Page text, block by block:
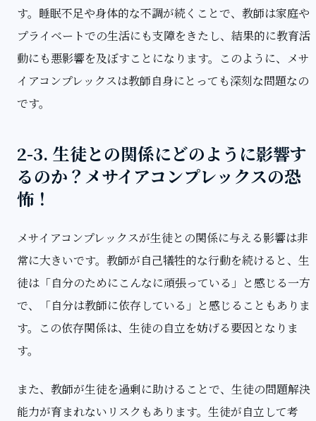
す。睡眠不足や身体的な不調が続くことで、教師は家庭や
プライベートでの生活にも支障をきたし、結果的に教育活
動にも悪影響を及ぼすことになります。このように、メサ
イアコンプレックスは教師自身にとっても深刻な問題なの
です。
2-3. 生徒との関係にどのように影響す
るのか？メサイアコンプレックスの恐
怖！
メサイアコンプレックスが生徒との関係に与える影響は非
常に大きいです。教師が自己犠牲的な行動を続けると、生
徒は「自分のためにこんなに頑張っている」と感じる一方
で、「自分は教師に依存している」と感じることもありま
す。この依存関係は、生徒の自立を妨げる要因となりま
す。
また、教師が生徒を過剰に助けることで、生徒の問題解決
能力が育まれないリスクもあります。生徒が自立して考